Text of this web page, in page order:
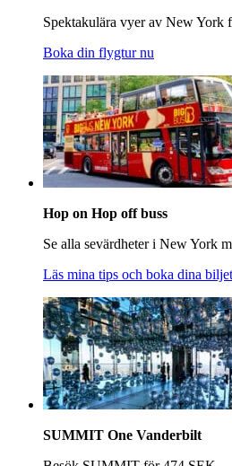
Spektakulära vyer av New York
Boka din flygtur nu
Hop on Hop off buss
Se alla sevärdheter i New York
Läs mina tips och boka dina
SUMMIT One Vanderbilt